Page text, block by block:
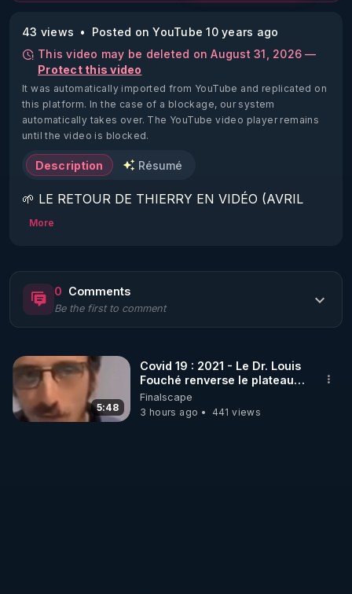
43 views
Posted on YouTube 10 years ago
This video may be deleted on August 31, 2026 —
Protect this video
It was automatically imported from YouTube and replicated on
this platform. In the case of a blockage, our system
automatically takes over. The YouTube video player remains
until the video is blocked.
Description Résumé
🌱 LE RETOUR DE THIERRY EN VIDÉO (AVRIL
2022)!
https://www.rgnr.fr/presentation.html
🌱 LE MAGAZINE RÉGÉNÈRE
🌱 LA BOUTIQUE DU MAGAZINE
Pour obtenir les anciens numéros que vous avez
More
0 Comments
Be the first to comment
5:48
Covid 19 : 2021 - Le Dr. Louis
Fouché renverse le plateau
de CNews !
Finalscape
3 hours ago
441 views